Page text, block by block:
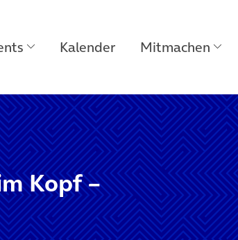
Kalender Mitmachen
Kopf –